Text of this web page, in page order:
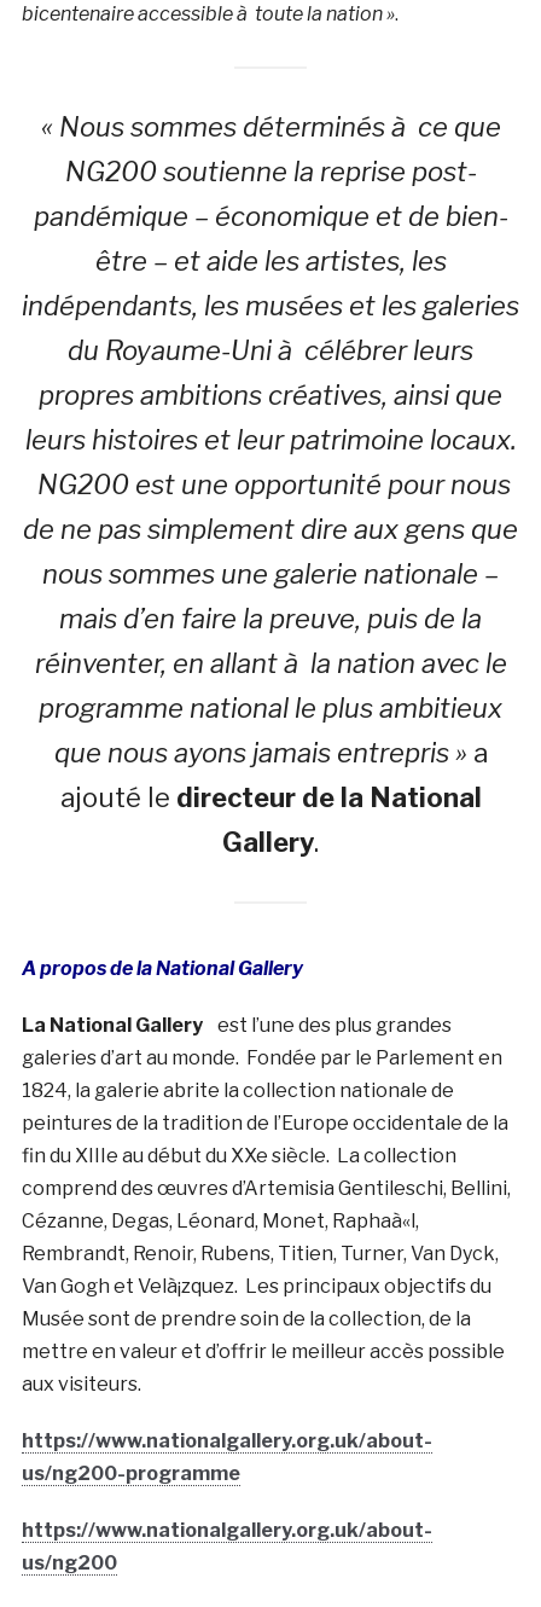
bicentenaire accessible à toute la nation ».
« Nous sommes déterminés à ce que
NG200 soutienne la reprise post-
pandémique – économique et de bien-
être – et aide les artistes, les
indépendants, les musées et les galeries
du Royaume-Uni à célébrer leurs
propres ambitions créatives, ainsi que
leurs histoires et leur patrimoine locaux.
NG200 est une opportunité pour nous
de ne pas simplement dire aux gens que
nous sommes une galerie nationale –
mais d’en faire la preuve, puis de la
réinventer, en allant à la nation avec le
programme national le plus ambitieux
que nous ayons jamais entrepris » a
ajouté le directeur de la National
Gallery.
A propos de la National Gallery
La National Galleryest l’une des plus grandes
galeries d’art au monde. Fondée par le Parlement en
1824, la galerie abrite la collection nationale de
peintures de la tradition de l’Europe occidentale de la
fin du XIIIe au début du XXe siècle. La collection
comprend des œuvres d’Artemisia Gentileschi, Bellini,
Cézanne, Degas, Léonard, Monet, Raphaà«l,
Rembrandt, Renoir, Rubens, Titien, Turner, Van Dyck,
Van Gogh et Velà¡zquez. Les principaux objectifs du
Musée sont de prendre soin de la collection, de la
mettre en valeur et d’offrir le meilleur accès possible
aux visiteurs.
https://www.nationalgallery.org.uk/about-
us/ng200-programme
https://www.nationalgallery.org.uk/about-
us/ng200